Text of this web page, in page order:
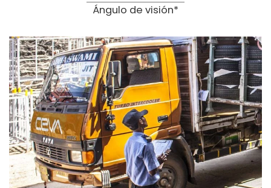
Ángulo de visión*